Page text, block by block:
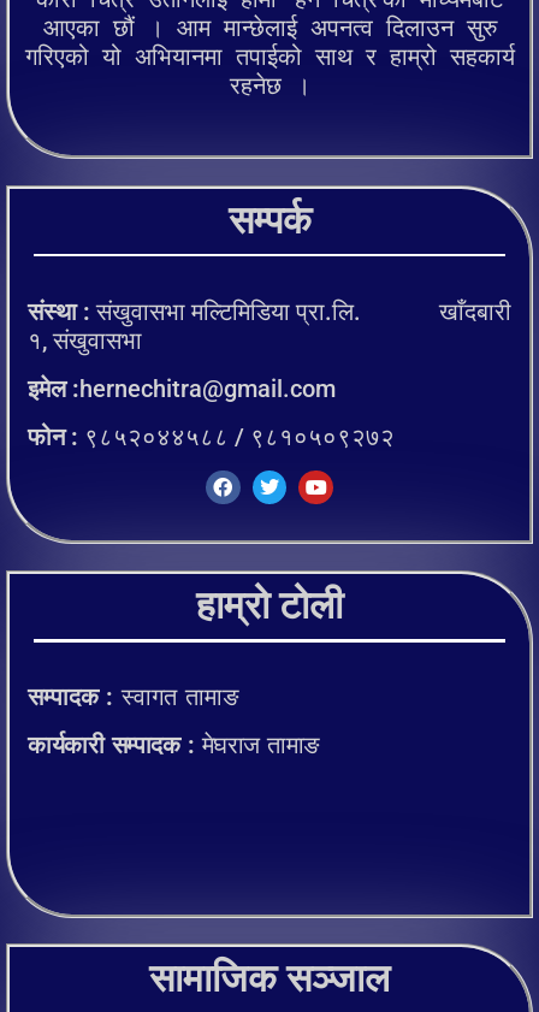
आएका छौं । आम मान्छेलाई अपनत्व दिलाउन सुरु
गरिएको यो अभियानमा तपाईको साथ र हाम्रो सहकार्य
रहनेछ ।
सम्पर्क
संस्था : संखुवासभा मल्टिमिडिया प्रा.लि. खाँदबारी
१, संखुवासभा
इमेल :hernechitra@gmail.com
फोन : ९८५२०४४५८८ / ९८१०५०९२७२
हाम्रो टोली
सम्पादक :स्वागत तामाङ
कार्यकारी सम्पादक :मेघराज तामाङ
सामाजिक सञ्जाल